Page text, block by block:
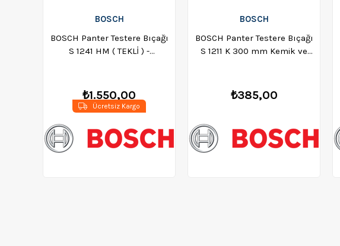
BOSCH
BOSCH Panter Testere Bıçağı
S 1241 HM ( TEKLİ ) -
₺1.550,00
Ücretsiz Kargo
BOSCH
BOSCH Panter Testere Bıçağı
S 1211 K 300 mm Kemik ve
₺385,00